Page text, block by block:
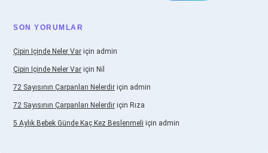
SON YORUMLAR
Çipin Içinde Neler Var için admin
Çipin Içinde Neler Var için Nil
72 Sayısının Çarpanları Nelerdir için admin
72 Sayısının Çarpanları Nelerdir için Rıza
5 Aylık Bebek Günde Kaç Kez Beslenmeli için admin